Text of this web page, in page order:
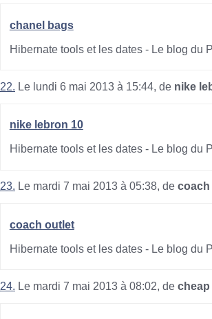
chanel bags
Hibernate tools et les dates - Le blog du
22. Le lundi 6 mai 2013 à 15:44, de nike
nike lebron 10
Hibernate tools et les dates - Le blog du
23. Le mardi 7 mai 2013 à 05:38, de
coach outlet
Hibernate tools et les dates - Le blog du
24. Le mardi 7 mai 2013 à 08:02, de